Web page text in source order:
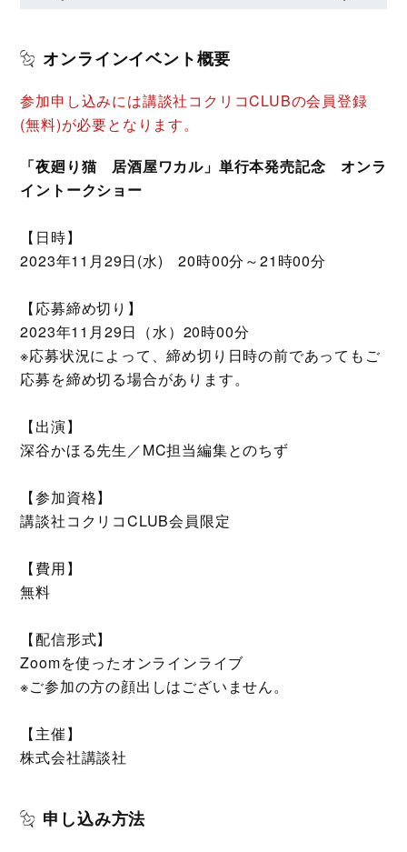
オンラインイベント概要
参加申し込みには講談社コクリコCLUBの会員登録
(無料)が必要となります。
「夜廻り猫 居酒屋ワカル」単行本発売記念 オンラ
イントークショー
【日時】
2023年11月29日(水) 20時00分～21時00分
【応募締め切り】
2023年11月29日（水）20時00分
※応募状況によって、締め切り日時の前であってもご
応募を締め切る場合があります。
【出演】
深谷かほる先生／MC担当編集とのちず
【参加資格】
講談社コクリコCLUB会員限定
【費用】
無料
【配信形式】
Zoomを使ったオンラインライブ
※ご参加の方の顔出しはございません。
【主催】
株式会社講談社
申し込み方法